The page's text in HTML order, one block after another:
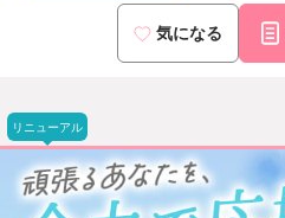
気になる
リニューアル